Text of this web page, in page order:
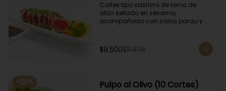
Cortes tipo sashimi de lomo de
atún sellado en sésamo,
acompañado con salsa ponzu y
$9.500$11.875
-20% Pulpo al Olivo (10 Cortes)